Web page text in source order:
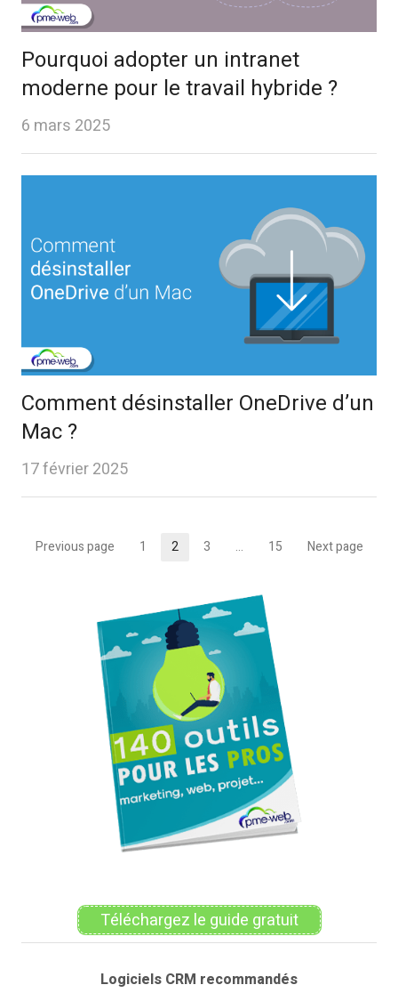
Pourquoi adopter un intranet
moderne pour le travail hybride ?
6 mars 2025
Comment désinstaller OneDrive d’un
Mac ?
17 février 2025
Pagination
publications
Previous page Page
1 Page
2 Page
3 … Page
15 Next page
Téléchargez le guide gratuit
Logiciels CRM recommandés